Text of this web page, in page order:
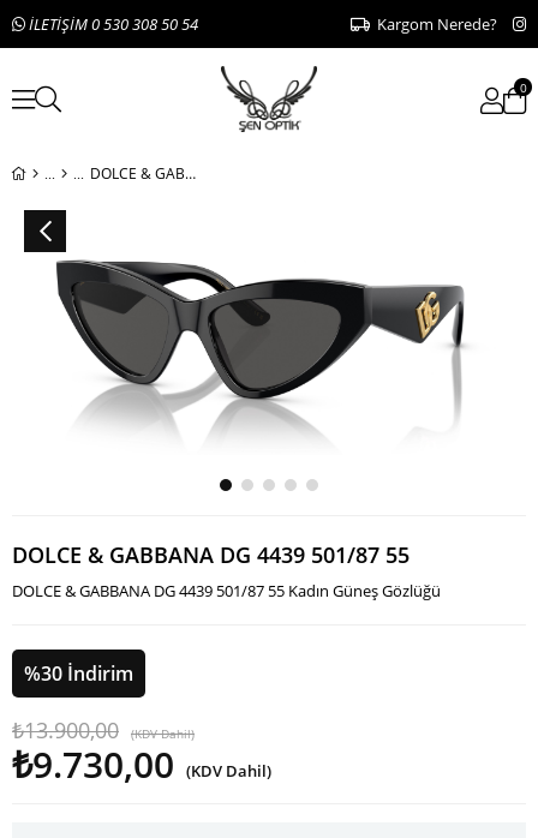
İLETİŞİM 0 530 308 50 54 Kargom Nerede?
0
DOLCE & GABBANA DG 4439 501/87 55
DOLCE & GABBANA DG 4439 501/87 55
DOLCE & GABBANA DG 4439 501/87 55 Kadın Güneş Gözlüğü
%30 İndirim
₺13.900,00 (KDV Dahil)
₺9.730,00 (KDV Dahil)